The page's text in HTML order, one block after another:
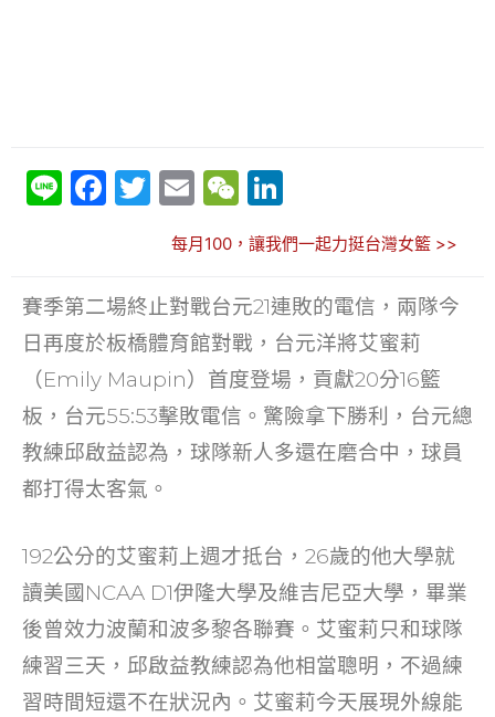
Li F
e
b
o
o
k
T
itt
er
E
ai
l
W
C
h
at
k
e
dI
n
每月100，讓我們一起力挺台灣女籃 >>
賽季第二場終止對戰台元21連敗的電信，兩隊今
日再度於板橋體育館對戰，台元洋將艾蜜莉
（Emily Maupin）首度登場，貢獻20分16籃
板，台元55:53擊敗電信。驚險拿下勝利，台元總
教練邱啟益認為，球隊新人多還在磨合中，球員
都打得太客氣。
192公分的艾蜜莉上週才抵台，26歲的他大學就
讀美國NCAA D1伊隆大學及維吉尼亞大學，畢業
後曾效力波蘭和波多黎各聯賽。艾蜜莉只和球隊
練習三天，邱啟益教練認為他相當聰明，不過練
習時間短還不在狀況內。艾蜜莉今天展現外線能